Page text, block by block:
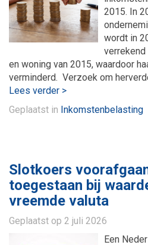
2015. In
wordt in
verrekend
en woning van 2015, waardoor
verminderd. Verzoek om
Lees verder >
Geplaatst in Inkomstenbelasting
Slotkoers
toegestaan bij
vreemde valuta
Geplaatst op 2 juli 2026
Een